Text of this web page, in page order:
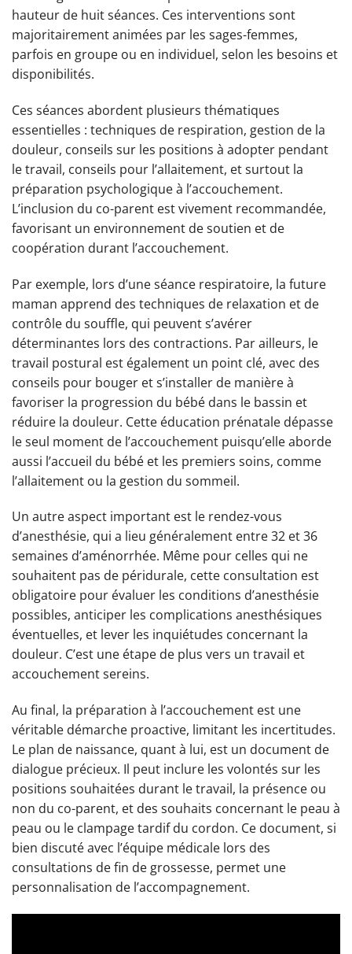
hauteur de huit séances. Ces interventions sont
majoritairement animées par les sages-femmes,
parfois en groupe ou en individuel, selon les besoins et
disponibilités.
Ces séances abordent plusieurs thématiques
essentielles : techniques de respiration, gestion de la
douleur, conseils sur les positions à adopter pendant
le travail, conseils pour l’allaitement, et surtout la
préparation psychologique à l’accouchement.
L’inclusion du co-parent est vivement recommandée,
favorisant un environnement de soutien et de
coopération durant l’accouchement.
Par exemple, lors d’une séance respiratoire, la future
maman apprend des techniques de relaxation et de
contrôle du souffle, qui peuvent s’avérer
déterminantes lors des contractions. Par ailleurs, le
travail postural est également un point clé, avec des
conseils pour bouger et s’installer de manière à
favoriser la progression du bébé dans le bassin et
réduire la douleur. Cette éducation prénatale dépasse
le seul moment de l’accouchement puisqu’elle aborde
aussi l’accueil du bébé et les premiers soins, comme
l’allaitement ou la gestion du sommeil.
Un autre aspect important est le rendez-vous
d’anesthésie, qui a lieu généralement entre 32 et 36
semaines d’aménorrhée. Même pour celles qui ne
souhaitent pas de péridurale, cette consultation est
obligatoire pour évaluer les conditions d’anesthésie
possibles, anticiper les complications anesthésiques
éventuelles, et lever les inquiétudes concernant la
douleur. C’est une étape de plus vers un travail et
accouchement sereins.
Au final, la préparation à l’accouchement est une
véritable démarche proactive, limitant les incertitudes.
Le plan de naissance, quant à lui, est un document de
dialogue précieux. Il peut inclure les volontés sur les
positions souhaitées durant le travail, la présence ou
non du co-parent, et des souhaits concernant le peau à
peau ou le clampage tardif du cordon. Ce document, si
bien discuté avec l’équipe médicale lors des
consultations de fin de grossesse, permet une
personnalisation de l’accompagnement.